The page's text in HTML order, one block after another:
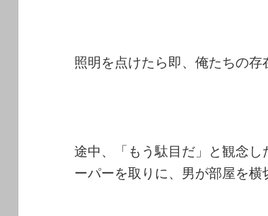
照明を点けたら即、俺たちの存
途中、「もう駄目だ」と観念
ーパーを取りに、男が部屋を横